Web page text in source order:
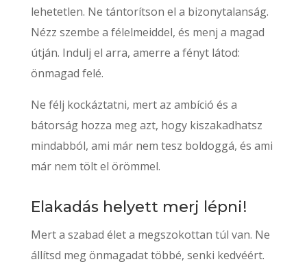
lehetetlen. Ne tántorítson el a bizonytalanság.
Nézz szembe a félelmeiddel, és menj a magad
útján. Indulj el arra, amerre a fényt látod:
önmagad felé.
Ne félj kockáztatni, mert az ambíció és a
bátorság hozza meg azt, hogy kiszakadhatsz
mindabból, ami már nem tesz boldoggá, és ami
már nem tölt el örömmel.
Elakadás helyett merj lépni!
Mert a szabad élet a megszokottan túl van. Ne
állítsd meg önmagadat többé, senki kedvéért.